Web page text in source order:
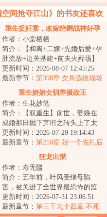
间抢夺江山》的书友还喜欢
看重生捉奸宴，改嫁绝嗣战神好孕
作者：小棠栖栖
简介：【和离+二嫁+先婚后爱+孕
肚流放+边关基建+前夫火葬场】
&lt;br/&gt;【重生女主VS穿越男
主】&lt;br/&...
更新时间：2026-08-07 12:45:25
最新章节： 第398章 女兵选拔现场
的闲言碎语
重生娇娇女驯养摄政王
作者：生花妙笔
简介：【双重生】前世，姜娩在
成婚那日抛下萧珩之转头上了太
子的床。她费尽心机从侍妾一路
坐上皇后之位。...
更新时间：2026-07-29 19:14:43
最新章节： 第210章 好一个先礼后
狂龙出狱
作者：寿无疆
简介：五年前，叶风受继母陷
害，被关进了全世界最恐怖的监
狱，借那些犯人之手，置他于死
地。监狱内关押着...
更新时间：2026-07-31 23:06:51
最新章节： 第三千九十四章 不死